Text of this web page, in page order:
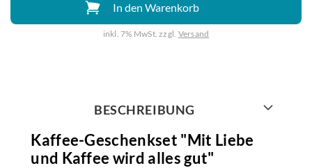
In den Warenkorb
inkl. 7% MwSt. zzgl. Versand
Weiter mit
BESCHREIBUNG
Kaffee-Geschenkset "Mit Liebe
und Kaffee wird alles gut"